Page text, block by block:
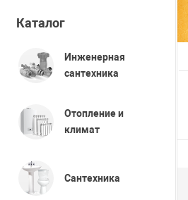
Каталог
Инженерная
сантехника
Отопление и
климат
Сантехника